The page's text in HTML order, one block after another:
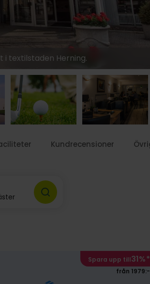
textilstaden Herning.
629:-
Kundrecensioner
Spara upp till31%*
från 1979:-